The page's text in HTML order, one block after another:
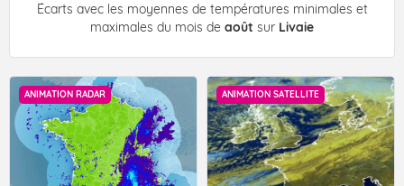
Écarts avec les moyennes de températures minimales et
maximales du mois de août sur Livaie
ANIMATION RADAR ANIMATION SATELLITE